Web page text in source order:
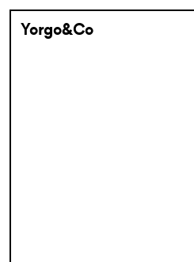
Yorgo&Co